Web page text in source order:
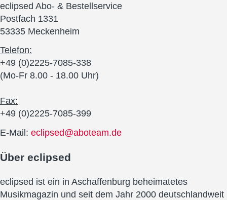
eclipsed Abo- & Bestellservice
Postfach 1331
53335 Meckenheim
Telefon:
+49 (0)2225-7085-338
(Mo-Fr 8.00 - 18.00 Uhr)
Fax:
+49 (0)2225-7085-399
E-Mail: eclipsed@aboteam.de
Über eclipsed
eclipsed ist ein in Aschaffenburg beheimatetes
Musikmagazin und seit dem Jahr 2000 deutschlandweit